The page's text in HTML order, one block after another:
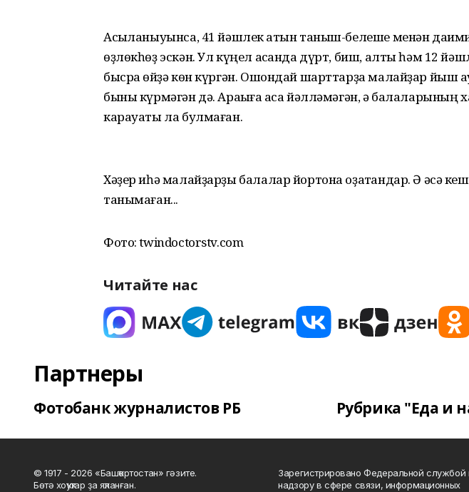
Асыҡланыуынса, 41 йәшлек ҡатын таныш-белеше менән даими
өҙлөкһөҙ эскән. Ул күңел асҡанда дүрт, биш, алты һәм 12
бысраҡ өйҙә көн күргән. Ошондай шарттарҙа малайҙар йыш
быны күрмәгән дә. Араҡыға аҡса йәлләмәгән, ә балаларының
карауаты ла булмаған.
Хәҙер иһә малайҙарҙы балалар йортона оҙатҡандар. Ә әсә
танымаған...
Фото: twindoctorstv.com
Читайте нас
Партнеры
Фотобанк журналистов РБ Рубрика "Еда и
© 1917 - 2026 «Башҡортостан» гәзите.
Бөтә хоҡуҡтар ҙа яҡланған.
Зарегистрировано Федеральной службой
надзору в сфере связи, информационных